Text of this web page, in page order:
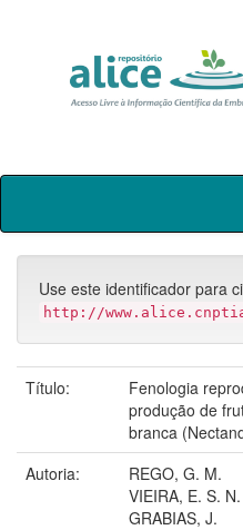
Skip
Use este identificador para
http://
Título:
Fenologia
produção de
branca
Autoria:
REGO, G. M.
VIEIRA, E. S. N.
GRABIAS, J.